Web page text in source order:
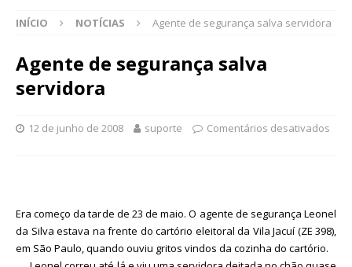
INÍCIO NOTÍCIAS Agente de segurança salva servidora
Agente de segurança salva
servidora
12 de junho de 2008 suporte Comentários desativados
Era começo da tarde de 23 de maio. O agente de segurança Leonel
da Silva estava na frente do cartório eleitoral da Vila Jacuí (ZE 398),
em São Paulo, quando ouviu gritos vindos da cozinha do cartório.